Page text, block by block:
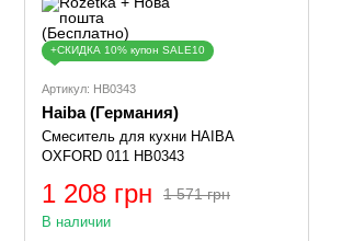
+СКИДКА 10% купон SALE10
Артикул: HB0343
Haiba (Германия)
Смеситель для кухни HAIBA
OXFORD 011 HB0343
1 571 грн
1 208 грн
В наличии